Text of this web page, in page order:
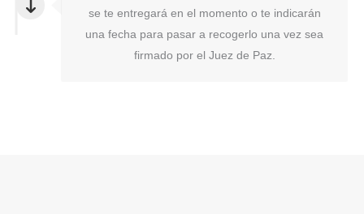
se te entregará en el momento o te indicarán
una fecha para pasar a recogerlo una vez sea
firmado por el Juez de Paz.